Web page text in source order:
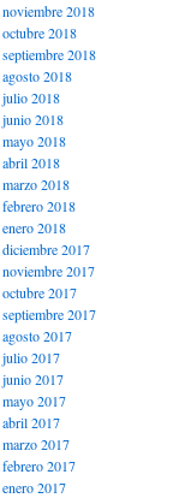
noviembre 2018
octubre 2018
septiembre 2018
agosto 2018
julio 2018
junio 2018
mayo 2018
abril 2018
marzo 2018
febrero 2018
enero 2018
diciembre 2017
noviembre 2017
octubre 2017
septiembre 2017
agosto 2017
julio 2017
junio 2017
mayo 2017
abril 2017
marzo 2017
febrero 2017
enero 2017